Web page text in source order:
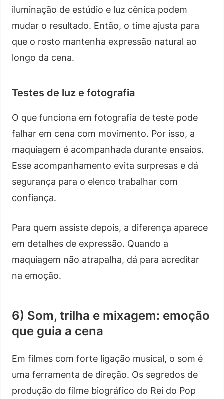
iluminação de estúdio e luz cênica podem
mudar o resultado. Então, o time ajusta para
que o rosto mantenha expressão natural ao
longo da cena.
Testes de luz e fotografia
O que funciona em fotografia de teste pode
falhar em cena com movimento. Por isso, a
maquiagem é acompanhada durante ensaios.
Esse acompanhamento evita surpresas e dá
segurança para o elenco trabalhar com
confiança.
Para quem assiste depois, a diferença aparece
em detalhes de expressão. Quando a
maquiagem não atrapalha, dá para acreditar
na emoção.
6) Som, trilha e mixagem: emoção
que guia a cena
Em filmes com forte ligação musical, o som é
uma ferramenta de direção. Os segredos de
produção do filme biográfico do Rei do Pop